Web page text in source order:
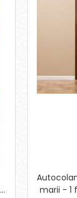
marii - 1